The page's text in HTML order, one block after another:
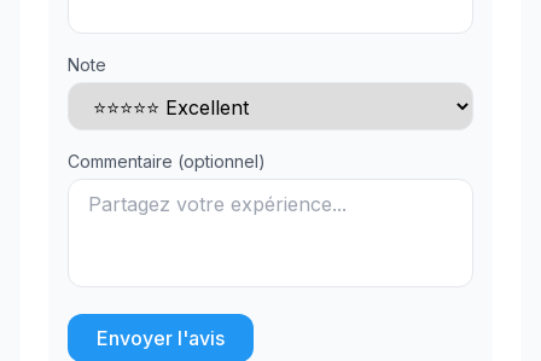
Note
Commentaire (optionnel)
Envoyer l'avis